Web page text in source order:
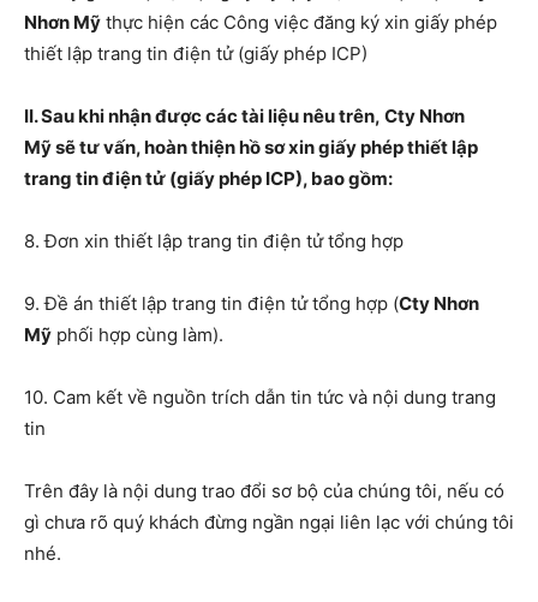
Nhơn Mỹ thực hiện các Công việc đăng ký xin giấy phép
thiết lập trang tin điện tử (giấy phép ICP)
II. Sau khi nhận được các tài liệu nêu trên, Cty Nhơn
Mỹsẽ tư vấn, hoàn thiện hồ sơ xin giấy phép thiết lập
trang tin điện tử (giấy phép ICP), bao gồm:
8. Đơn xin thiết lập trang tin điện tử tổng hợp
9. Đề án thiết lập trang tin điện tử tổng hợp (Cty Nhơn
Mỹ phối hợp cùng làm).
10. Cam kết về nguồn trích dẫn tin tức và nội dung trang
tin
Trên đây là nội dung trao đổi sơ bộ của chúng tôi, nếu có
gì chưa rõ quý khách đừng ngần ngại liên lạc với chúng tôi
nhé.